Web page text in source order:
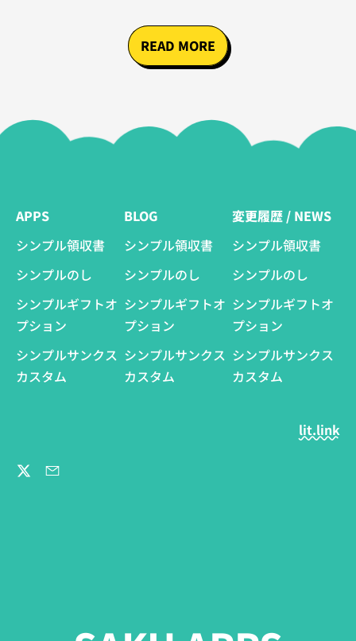
READ MORE
APPS
シンプル領収書
シンプルのし
シンプルギフトオ
プション
シンプルサンクス
カスタム
BLOG
シンプル領収書
シンプルのし
シンプルギフトオ
プション
シンプルサンクス
カスタム
変更履歴 / NEWS
シンプル領収書
シンプルのし
シンプルギフトオ
プション
シンプルサンクス
カスタム
lit.link
Twitter